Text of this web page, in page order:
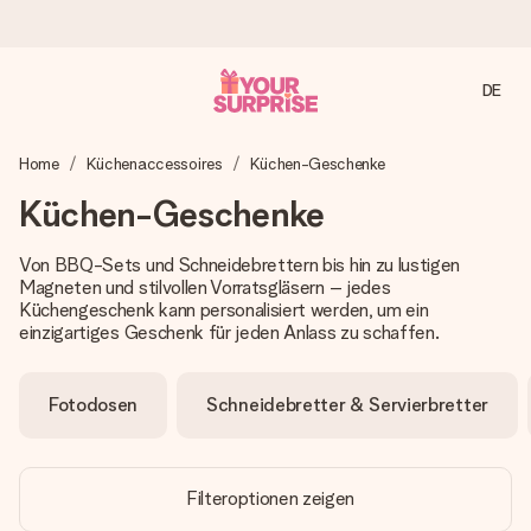
Wir bereiten dein Geschenk sorgfältig vor und schicken es
überreichen kannst, wenn es am meisten zählt.
4,8 (basierend auf +15.000 Bewertungen)
die wir versenden).
Mit Liebe gemacht, im Handumdrehen
DE
Home Küchenaccessoires Küchen-Geschenke
Küchen-Geschenke
Von BBQ-Sets und Schneidebrettern bis hin zu lustigen
Magneten und stilvollen Vorratsgläsern – jedes
Küchengeschenk kann personalisiert werden, um ein
einzigartiges Geschenk für jeden Anlass zu schaffen.
Fotodosen Schneidebretter & Servierbretter
Filteroptionen zeigen